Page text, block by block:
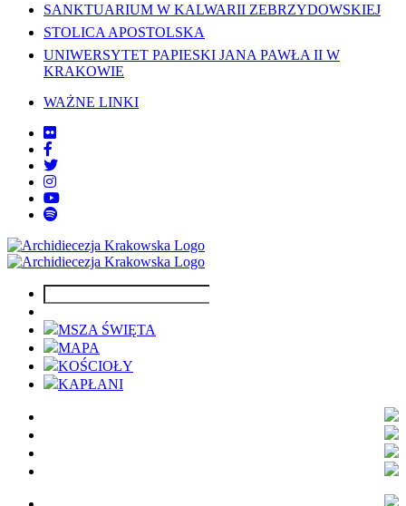
SANKTUARIUM W KALWARII ZEBRZYDOWSKIEJ
STOLICA APOSTOLSKA
UNIWERSYTET PAPIESKI JANA PAWŁA II W
KRAKOWIE
WAŻNE LINKI
MSZA ŚWIĘTA
MAPA
KOŚCIOŁY
KAPŁANI